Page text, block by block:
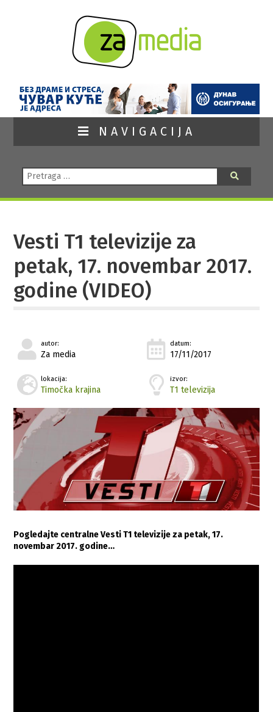
NAVIGACIJA
Pretraga:
Vesti T1 televizije za
petak, 17. novembar 2017.
godine (VIDEO)
autor:
Za media
datum:
17/11/2017
lokacija:
Timočka krajina
izvor:
T1 televizija
Pogledajte centralne Vesti T1 televizije za petak, 17.
novembar 2017. godine…